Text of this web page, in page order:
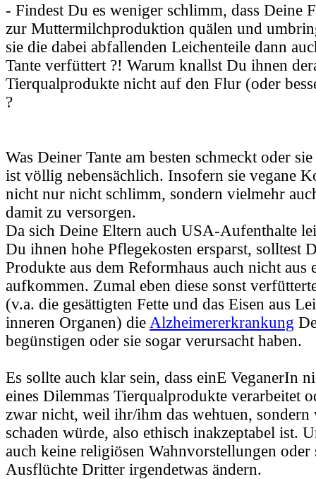
- Findest Du es weniger schlimm, dass Deine
zur Muttermilchproduktion quälen und
sie die dabei abfallenden Leichenteile dann
Tante verfüttert ?! Warum knallst Du ihnen
Tierqualprodukte nicht auf den Flur (oder
?
Was Deiner Tante am besten schmeckt oder
ist völlig nebensächlich. Insofern sie vegane
nicht nur nicht schlimm, sondern vielmehr
damit zu versorgen.
Da sich Deine Eltern auch USA-Aufenthalte
Du ihnen hohe Pflegekosten ersparst, solltest
Produkte aus dem Reformhaus auch nicht aus
aufkommen. Zumal eben diese sonst
(v.a. die gesättigten Fette und das Eisen aus
inneren Organen) die Alzheimererkrankung
begünstigen oder sie sogar verursacht haben.
Es sollte auch klar sein, dass einE VeganerIn
eines Dilemmas Tierqualprodukte verarbeitet
zwar nicht, weil ihr/ihm das wehtuen, sondern
schaden würde, also ethisch inakzeptabel ist.
auch keine religiösen Wahnvorstellungen oder
Ausflüchte Dritter irgendetwas ändern.